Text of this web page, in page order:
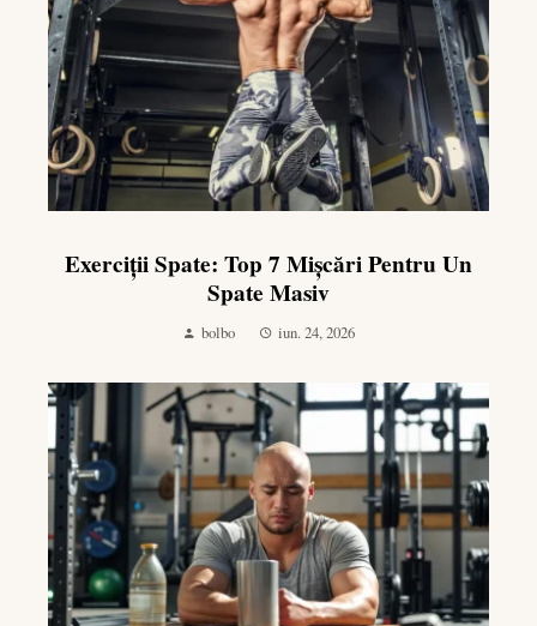
Exerciții Spate: Top 7 Mișcări Pentru Un
Spate Masiv
bolbo iun. 24, 2026